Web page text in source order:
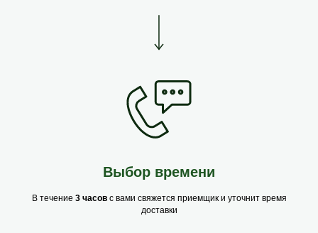
Выбор времени
В течение 3 часовс вами свяжется приемщик и уточнит время
доставки